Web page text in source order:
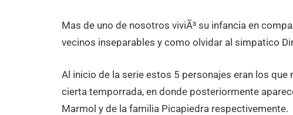
Mas de uno de nosotros viviÃ³ su infancia en
vecinos inseparables y como olvidar al simpatico
Al inicio de la serie estos 5 personajes eran los
cierta temporrada, en donde posteriormente
Marmol y de la familia Picapiedra respectivemente.